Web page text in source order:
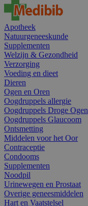
Apotheek
Natuurgeneeskunde
Supplementen
Welzijn & Gezondheid
Verzorging
Voeding en dieet
Dieren
Ogen en Oren
Oogdruppels allergie
Oogdruppels Droge Ogen
Oogdruppels Glaucoom
Ontsmetting
Middelen voor het Oor
Contraceptie
Condooms
Supplementen
Noodpil
Urinewegen en Prostaat
Overige geneesmiddelen
Hart en Vaatstelsel